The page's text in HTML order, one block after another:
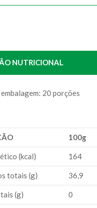
NUTRICIONAL
20 porções
100g
(kcal) 164
totais (g) 36,9
(g) 0